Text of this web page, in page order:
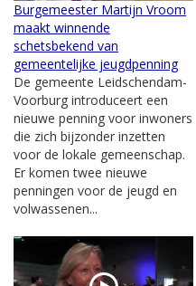
Burgemeester Martijn Vroom
maakt winnende
schetsbekend van
gemeentelijke jeugdpenning
De gemeente Leidschendam-
Voorburg introduceert een
nieuwe penning voor inwoners
die zich bijzonder inzetten
voor de lokale gemeenschap.
Er komen twee nieuwe
penningen voor de jeugd en
volwassenen...